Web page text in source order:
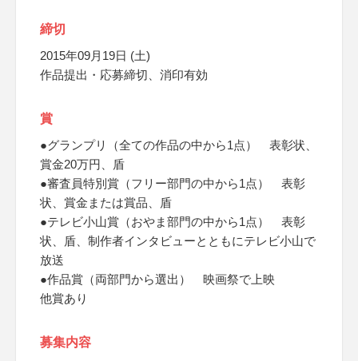
締切
2015年09月19日 (土)
作品提出・応募締切、消印有効
賞
●グランプリ（全ての作品の中から1点） 表彰状、
賞金20万円、盾
●審査員特別賞（フリー部門の中から1点） 表彰
状、賞金または賞品、盾
●テレビ小山賞（おやま部門の中から1点） 表彰
状、盾、制作者インタビューとともにテレビ小山で
放送
●作品賞（両部門から選出） 映画祭で上映
他賞あり
募集内容